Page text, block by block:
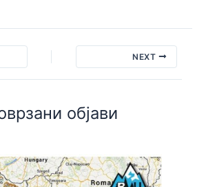
NEXT
објави